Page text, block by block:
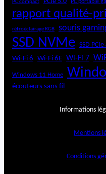
PC compact PC portable
rapport qualité-
rétroéclairage RGB souris
SSD NVMe SSD
Wi-Fi 6 Wi-Fi 6E Wi-Fi 7
Windows 11 Home
écouteurs sans fil
Informations
Mentions
Conditions